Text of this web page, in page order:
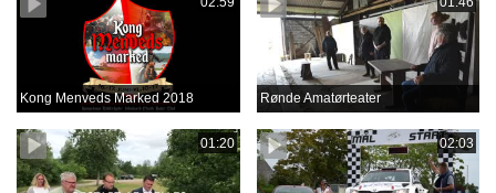
Kong Menveds Marked 2018 Rønde Amatørteater
01:20 02:03